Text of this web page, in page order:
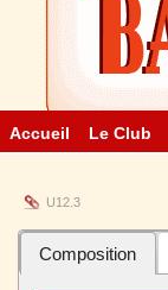
Accueil Le Club
U12.3
Composition